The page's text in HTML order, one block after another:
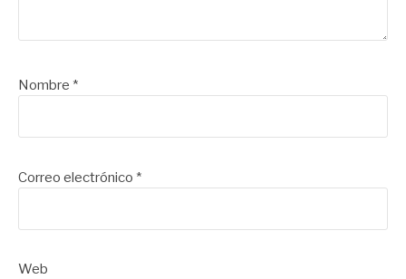
Nombre *
Correo electrónico *
Web